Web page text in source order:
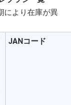
により在庫が異
JANコード